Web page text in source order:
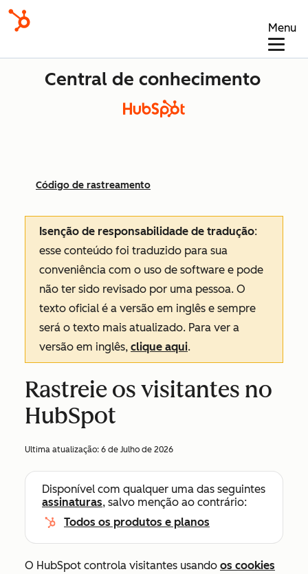
Menu
Central de conhecimento
Código de rastreamento
Isenção de responsabilidade de tradução:
esse conteúdo foi traduzido para sua
conveniência com o uso de software e pode
não ter sido revisado por uma pessoa. O
texto oficial é a versão em inglês e sempre
será o texto mais atualizado. Para ver a
versão em inglês, clique aqui.
Rastreie os visitantes no
HubSpot
Ultima atualização: 6 de Julho de 2026
Disponível com qualquer uma das seguintes
assinaturas, salvo menção ao contrário:
Todos os produtos e planos
O HubSpot controla visitantes usando os cookies